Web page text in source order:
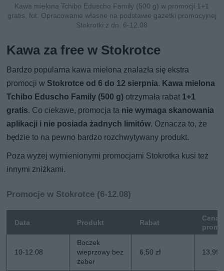
Kawa mielona Tchibo Eduscho Family (500 g) w promocji 1+1
gratis, fot. Opracowanie własne na podstawie gazetki promocyjnej
Stokrotki z dn. 6-12.08
Kawa za free w Stokrotce
Bardzo popularna kawa mielona znalazła się ekstra
promocji w Stokrotce od 6 do 12 sierpnia. Kawa mielona
Tchibo Eduscho Family (500 g) otrzymała rabat 1+1
gratis. Co ciekawe, promocja ta nie wymaga skanowania
aplikacji i nie posiada żadnych limitów. Oznacza to, że
będzie to na pewno bardzo rozchwytywany produkt.
Poza wyżej wymienionymi promocjami Stokrotka kusi też
innymi zniżkami.
Promocje w Stokrotce (6-12.08)
Data Produkt Rabat
Cena
10-12.08
Boczek
wieprzowy bez
żeber
6,50 zł 13,99